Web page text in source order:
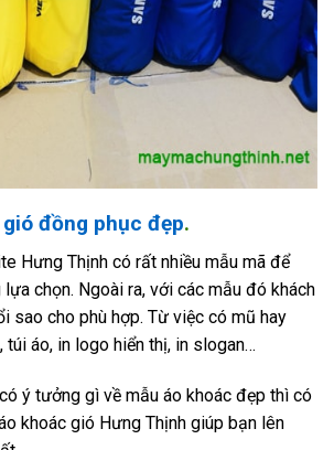
gió đồng phục đẹp.
Hưng Thịnh có rất nhiều mẫu mã để
chọn. Ngoài ra, với các mẫu đó khách
sao cho phù hợp. Từ việc có mũ hay
túi áo, in logo hiển thị, in slogan…
ý tưởng gì về mẫu áo khoác đẹp thì có
khoác gió Hưng Thịnh giúp bạn lên